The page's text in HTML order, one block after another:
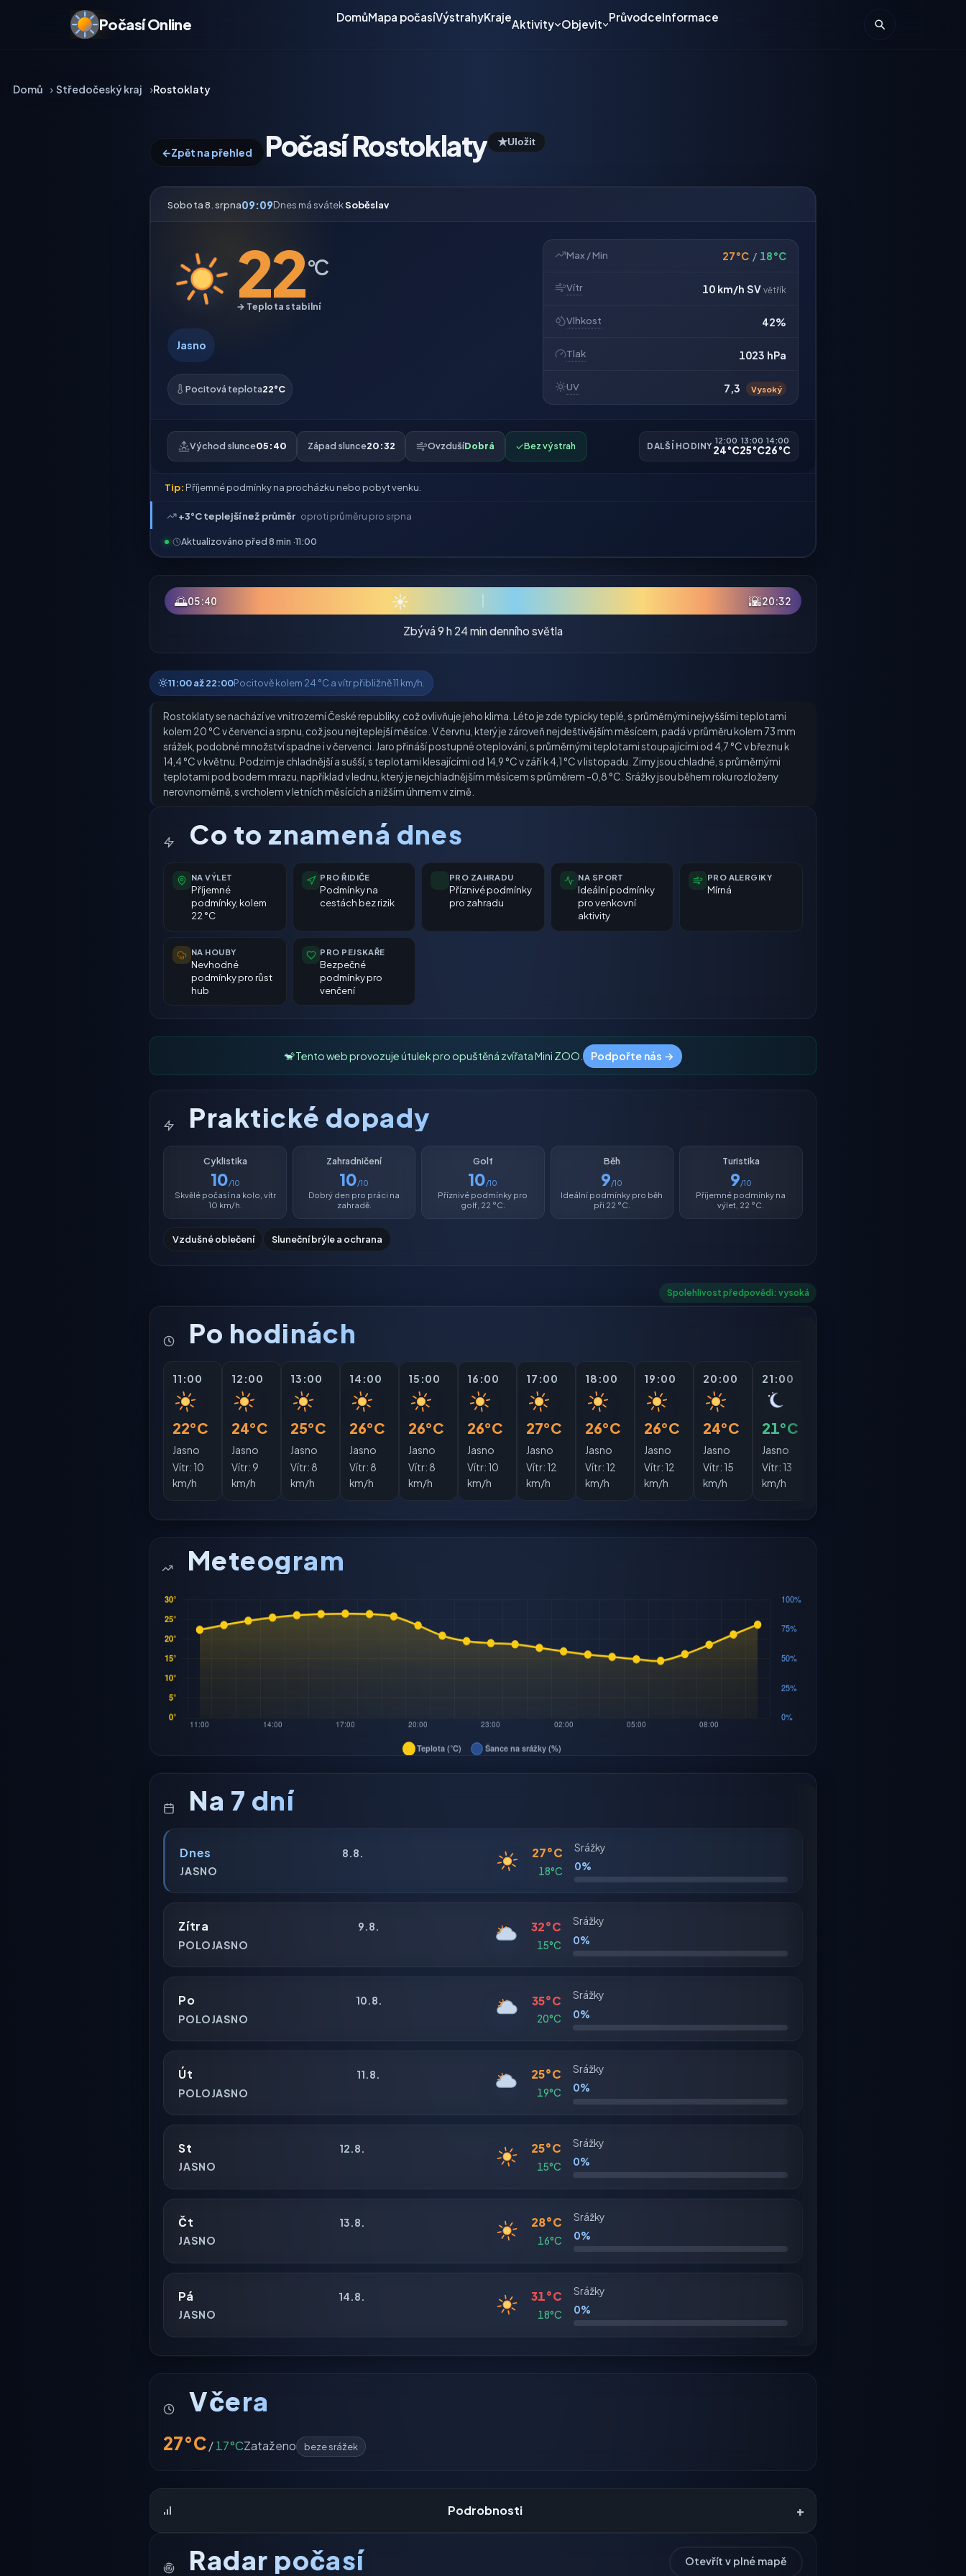
Počasí Online DomůMapa počasíVýstrahyKraje
Aktivity Objevit
PrůvodceInformace
Domů Středočeský kraj Rostoklaty
←Zpět na přehled Počasí Rostoklaty ★Uložit
Sobota 8. srpna09:09Dnes má svátekSoběslav
22°C
→ Teplota stabilní
Jasno
Pocitová teplota22°C
Max / Min 27°C / 18°C
Vítr 10 km/h SV větřík
Vlhkost 42%
Tlak 1023 hPa
UV 7,3 Vysoký
Východ slunce05:40 Západ slunce20:32 OvzdušíDobrá ✓Bez výstrah DALŠÍ HODINY
12:00
24°C
13:00
25°C
14:00
26°C
Tip: Příjemné podmínky na procházku nebo pobyt venku.
+3°C teplejší než průměr oproti průměru pro srpna
Aktualizováno před 8 min ·11:00
🌅05:40 ☀ 🌇20:32
Zbývá 9 h 24 min denního světla
11:00 až 22:00Pocitově kolem 24 °C a vítr přibližně 11 km/h.
Rostoklaty se nachází ve vnitrozemí České republiky, což ovlivňuje jeho klima. Léto je zde typicky teplé, s průměrnými nejvyššími teplotami
kolem 20 °C v červenci a srpnu, což jsou nejteplejší měsíce. V červnu, který je zároveň nejdeštivějším měsícem, padá v průměru kolem 73 mm
srážek, podobné množství spadne i v červenci. Jaro přináší postupné oteplování, s průměrnými teplotami stoupajícími od 4,7 °C v březnu k
14,4 °C v květnu. Podzim je chladnější a sušší, s teplotami klesajícími od 14,9 °C v září k 4,1 °C v listopadu. Zimy jsou chladné, s průměrnými
teplotami pod bodem mrazu, například v lednu, který je nejchladnějším měsícem s průměrem -0,8 °C. Srážky jsou během roku rozloženy
nerovnoměrně, s vrcholem v letních měsících a nižším úhrnem v zimě.
Co to znamená dnes
NA VÝLET
Příjemné
podmínky, kolem
22 °C
PRO ŘIDIČE
Podmínky na
cestách bez rizik
PRO ZAHRADU
Příznivé podmínky
pro zahradu
NA SPORT
Ideální podmínky
pro venkovní
aktivity
PRO ALERGIKY
Mírná
NA HOUBY
Nevhodné
podmínky pro růst
hub
PRO PEJSKAŘE
Bezpečné
podmínky pro
venčení
🐒 Tento web provozuje útulek pro opuštěná zvířata Mini ZOO. Podpořte nás →
Praktické dopady
Cyklistika
10/10
Skvělé počasí na kolo, vítr
10 km/h.
Zahradničení
10/10
Dobrý den pro práci na
zahradě.
Golf
10/10
Příznivé podmínky pro
golf, 22 °C.
Běh
9/10
Ideální podmínky pro běh
při 22 °C.
Turistika
9/10
Příjemné podmínky na
výlet, 22 °C.
Vzdušné oblečení Sluneční brýle a ochrana
Spolehlivost předpovědi: vysoká
Po hodinách
11:00
22°C
Jasno
Vítr: 10
km/h
12:00
24°C
Jasno
Vítr: 9
km/h
13:00
25°C
Jasno
Vítr: 8
km/h
14:00
26°C
Jasno
Vítr: 8
km/h
15:00
26°C
Jasno
Vítr: 8
km/h
16:00
26°C
Jasno
Vítr: 10
km/h
17:00
27°C
Jasno
Vítr: 12
km/h
18:00
26°C
Jasno
Vítr: 12
km/h
19:00
26°C
Jasno
Vítr: 12
km/h
20:00
24°C
Jasno
Vítr: 15
km/h
21:00
21°C
Jasno
Vítr: 13
km/h
Meteogram
Na 7 dní
Dnes
8.8.
JASNO
27°C
18°C
Srážky
0%
Zítra
9.8.
POLOJASNO
32°C
15°C
Srážky
0%
Po
10.8.
POLOJASNO
35°C
20°C
Srážky
0%
Út
11.8.
POLOJASNO
25°C
19°C
Srážky
0%
St
12.8.
JASNO
25°C
15°C
Srážky
0%
Čt
13.8.
JASNO
28°C
16°C
Srážky
0%
Pá
14.8.
JASNO
31°C
18°C
Srážky
0%
Včera
27°C/17°CZataženo beze srážek
Podrobnosti +
Radar počasí Otevřít v plné mapě